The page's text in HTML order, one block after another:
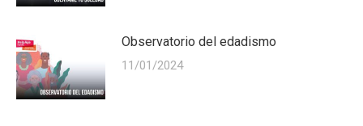
Observatorio del edadismo
11/01/2024